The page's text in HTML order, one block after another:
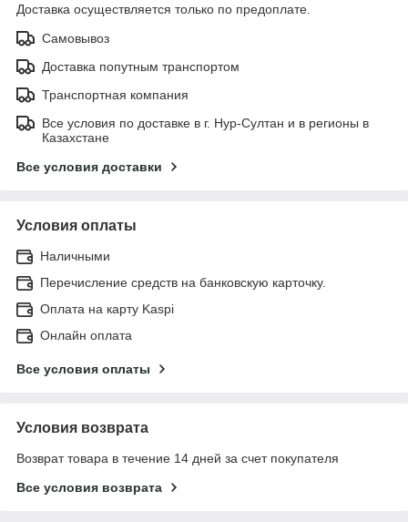
Доставка осуществляется только по предоплате.
Самовывоз
Доставка попутным транспортом
Транспортная компания
Все условия по доставке в г. Нур-Султан и в регионы в
Казахстане
Все условия доставки
Условия оплаты
Наличными
Перечисление средств на банковскую карточку.
Оплата на карту Kaspi
Онлайн оплата
Все условия оплаты
Условия возврата
Возврат товара в течение 14 дней за счет покупателя
Все условия возврата